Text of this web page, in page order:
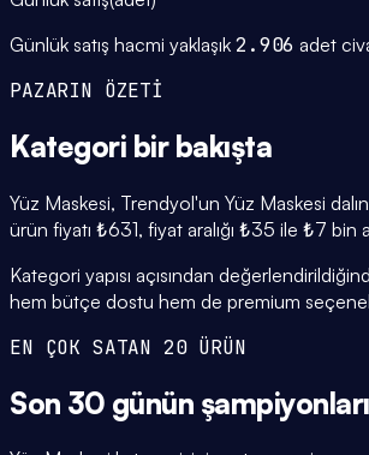
Günlük satış hacmi yaklaşık 2.906 adet
PAZARIN ÖZETİ
Kategori bir bakışta
Yüz Maskesi, Trendyol'un Yüz Maskesi
ürün fiyatı ₺631, fiyat aralığı ₺35 ile ₺7 bin
Kategori yapısı açısından
hem bütçe dostu hem de premium
EN ÇOK SATAN 20 ÜRÜN
Son 30 günün şampiyonları